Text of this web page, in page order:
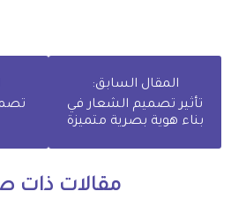
المقال السابق:
تأثير تصميم الشعار في
بناء هوية بصرية متميزة
مقالات ذات